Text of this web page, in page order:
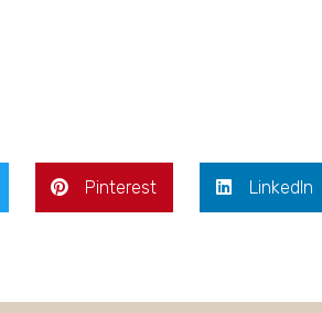
Pinterest LinkedIn